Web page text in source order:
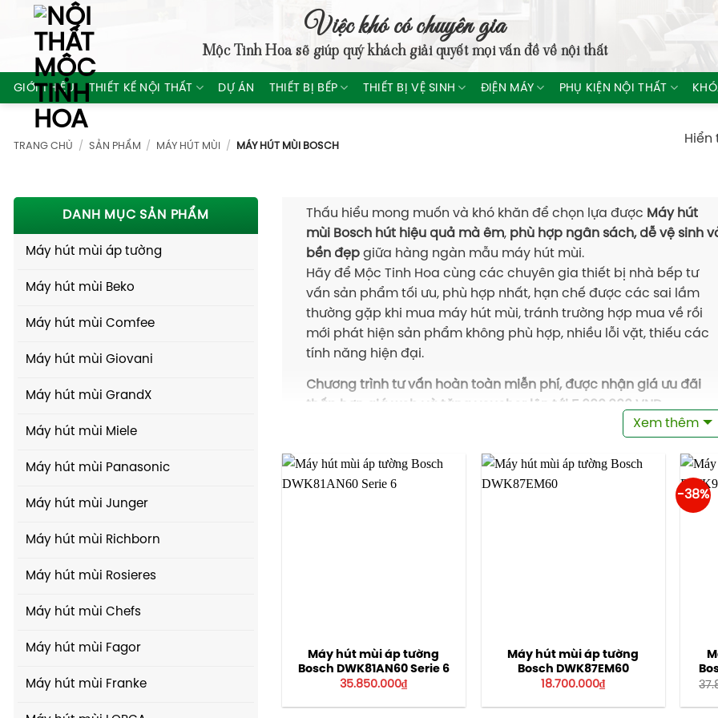
content
Việc khó có chuyên gia
Mộc Tinh Hoasẽ giúp quý khách giải quyết mọi vấn đề về nội thất
GIỚI THIỆU THIẾT KẾ NỘI THẤT DỰ ÁN THIẾT BỊ BẾP THIẾT BỊ VỆ SINH ĐIỆN MÁY PHỤ KIỆN NỘI THẤT
TRANG CHỦ / SẢN PHẨM / MÁY HÚT MÙI / MÁY HÚT MÙI BOSCH
Hiển
DANH MỤC SẢN PHẨM
Máy hút mùi áp tường
Máy hút mùi Beko
Máy hút mùi Comfee
Máy hút mùi Giovani
Máy hút mùi GrandX
Máy hút mùi Miele
Máy hút mùi Panasonic
Máy hút mùi Junger
Máy hút mùi Richborn
Máy hút mùi Rosieres
Máy hút mùi Chefs
Máy hút mùi Fagor
Máy hút mùi Franke
Thấu hiểu mong muốn và khó khăn để chọn lựa được Máy hút
mùi Bosch hút hiệu quả mà êm, phù hợp ngân sách, dễ vệ sinh
bền đẹp giữa hàng ngàn mẫu máy hút mùi.
Hãy để Mộc Tinh Hoa cùng các chuyên gia thiết bị nhà bếp tư
vấn sản phẩm tối ưu, phù hợp nhất, hạn chế được các sai lầm
thường gặp khi mua máy hút mùi, tránh trường hợp mua về rồi
mới phát hiện sản phẩm không phù hợp, nhiều lỗi vặt, thiếu các
tính năng hiện đại.
Chương trình tư vấn hoàn toàn miễn phí, được nhận giá ưu đãi
thấp hơn giá web và tặng voucher lên tới 5.000.000 VND.
Chúng tôi sẽ liên hệ lại với bạn trong vòng 15 phút sau khi nhận
được yêu cầu!
Xem thêm
Máy hút mùi áp tường
Bosch DWK81AN60 Serie 6
35.850.000₫
Máy hút mùi áp tường
Bosch DWK87EM60
18.700.000₫
-38%